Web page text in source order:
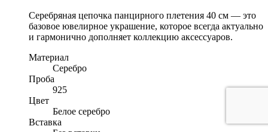
Серебряная цепочка панцирного плетения 40 см — это
базовое ювелирное украшение, которое всегда актуально
и гармонично дополняет коллекцию аксессуаров.
Материал
Серебро
Проба
925
Цвет
Белое серебро
Вставка